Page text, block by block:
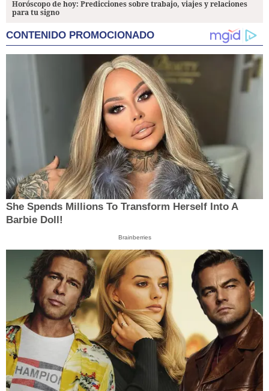
Horóscopo de hoy: Predicciones sobre trabajo, viajes y relaciones
para tu signo
CONTENIDO PROMOCIONADO
She Spends Millions To Transform Herself Into A
Barbie Doll!
Brainberries